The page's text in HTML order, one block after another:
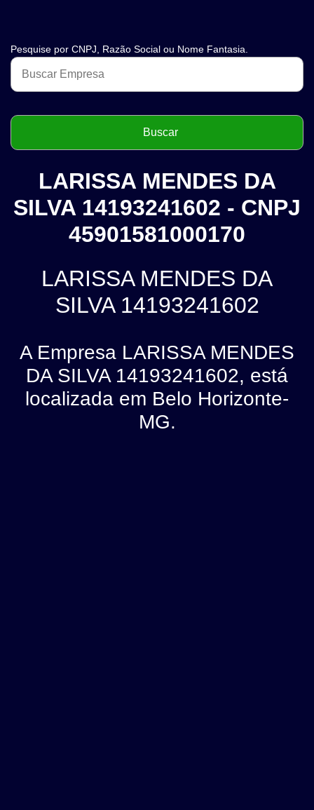
Pesquise por CNPJ, Razão Social ou Nome Fantasia.
LARISSA MENDES DA
SILVA 14193241602 - CNPJ
45901581000170
LARISSA MENDES DA
SILVA 14193241602
A Empresa LARISSA MENDES
DA SILVA 14193241602, está
localizada em Belo Horizonte-
MG.